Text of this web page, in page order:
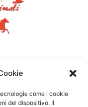
come i cookie
del dispositivo. Il